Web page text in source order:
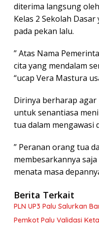
diterima langsung
Kelas 2 Sekolah
pada pekan lalu.
” Atas Nama
cita yang mendalam
“ucap Vera Mastura
Dirinya berharap agar
untuk senantiasa
tua dalam mengawasi
” Peranan orang tua
membesarkannya
menata masa
Berita Terkait
PLN UP3 Palu Salurkan
Pemkot Palu Validasi